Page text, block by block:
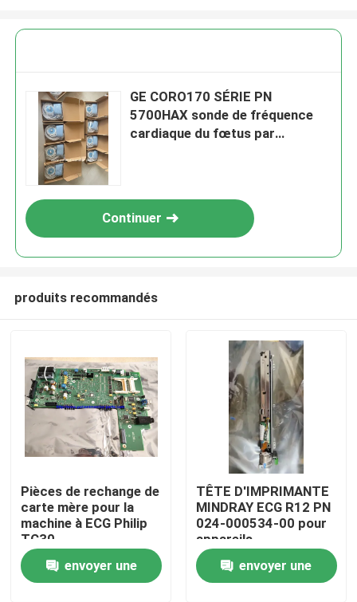
À la maison
Produits
GE CORO170 SÉRIE PN
5700HAX sonde de fréquence
cardiaque du fœtus par
Continuer
produits recommandés
Pièces de rechange de
carte mère pour la
machine à ECG Philip
TC30
envoyer une
TÊTE D'IMPRIMANTE
MINDRAY ECG R12 PN
024-000534-00 pour
appareils
d'enregistrement ECG
médicauxenvoyer une